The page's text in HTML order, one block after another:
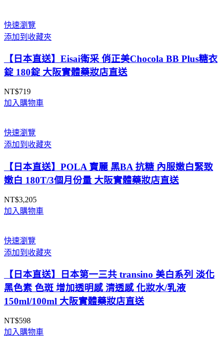
NT$74,900
快速瀏覽
添加到收藏夾
【日本直送】Eisai衛采 俏正美Chocola BB Plus糖衣
錠 180錠 大阪實體藥妝店直送
NT$719
加入購物車
快速瀏覽
添加到收藏夾
【日本直送】POLA 寶麗 黑BA 抗糖 內服嫩白緊致
嫩白 180T/3個月份量 大阪實體藥妝店直送
NT$3,205
加入購物車
快速瀏覽
添加到收藏夾
【日本直送】日本第一三共 transino 美白系列 淡化
黑色素 色斑 增加透明感 清透感 化妝水/乳液
150ml/100ml 大阪實體藥妝店直送
NT$598
加入購物車